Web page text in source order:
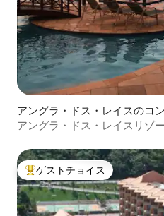
アングラ・ドス・レイスのコ
アングラ・ドス・レイスリゾ
大好評のゲストチョイスです。
ゲストチョイス